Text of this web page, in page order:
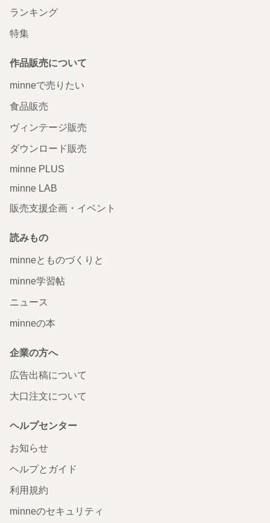
ランキング
特集
作品販売について
minneで売りたい
食品販売
ヴィンテージ販売
ダウンロード販売
minne PLUS
minne LAB
販売支援企画・イベント
読みもの
minneとものづくりと
minne学習帖
ニュース
minneの本
企業の方へ
広告出稿について
大口注文について
ヘルプセンター
お知らせ
ヘルプとガイド
利用規約
minneのセキュリティ